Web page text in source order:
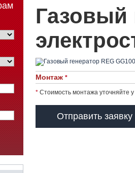
Газовый
Монтаж *
* Стоимость монтажа уточняйте
Отправить